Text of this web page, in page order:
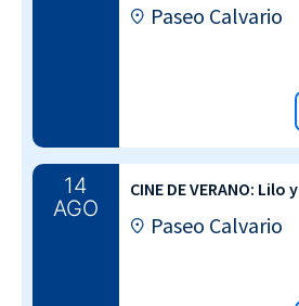
Paseo Calvario
14
AGO
CINE DE VERANO: Lilo
Paseo Calvario